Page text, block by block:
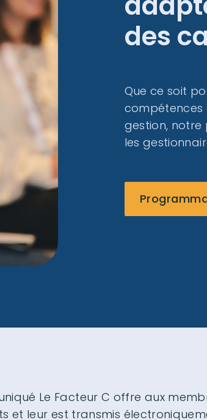
des
Que ce soit
compétences
gestion,
les
Le Facteur C offre aux
et leur est transmis